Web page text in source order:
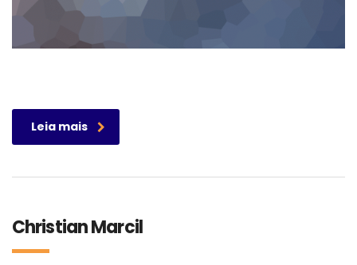
Leia mais
Christian Marcil